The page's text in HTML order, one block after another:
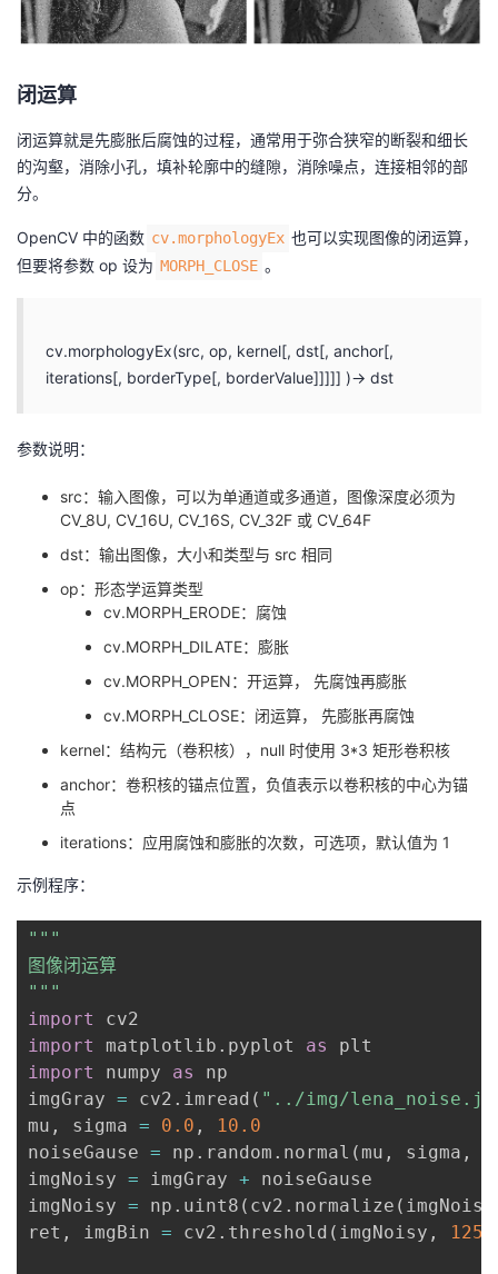
闭运算
闭运算就是先膨胀后腐蚀的过程，通常用于弥合狭窄的断裂和细长
的沟壑，消除小孔，填补轮廓中的缝隙，消除噪点，连接相邻的部
分。
OpenCV 中的函数 cv.morphologyEx 也可以实现图像的闭运算，
但要将参数 op 设为 MORPH_CLOSE 。
cv.morphologyEx(src, op, kernel[, dst[, anchor[,
iterations[, borderType[, borderValue]]]]] )→ dst
参数说明：
src：输入图像，可以为单通道或多通道，图像深度必须为
CV_8U, CV_16U, CV_16S, CV_32F 或 CV_64F
dst：输出图像，大小和类型与 src 相同
op：形态学运算类型
cv.MORPH_ERODE：腐蚀
cv.MORPH_DILATE：膨胀
cv.MORPH_OPEN：开运算， 先腐蚀再膨胀
cv.MORPH_CLOSE：闭运算， 先膨胀再腐蚀
kernel：结构元（卷积核），null 时使用 3*3 矩形卷积核
anchor：卷积核的锚点位置，负值表示以卷积核的中心为锚
点
iterations：应用腐蚀和膨胀的次数，可选项，默认值为 1
示例程序：
"""
图像闭运算
"""
import
import
matplotlib . pyplot as
import
numpy as
np
imgGray = cv2 . imread ( "../img/
mu , sigma = 0.0 ,
10.0
noiseGause = np . random . normal ( mu , sigma ,
imgNoisy = imgGray + noiseGause
imgNoisy = np . uint8 ( cv2 . normalize ( imgNoisy
ret , imgBin = cv2 . threshold ( imgNoisy , 125